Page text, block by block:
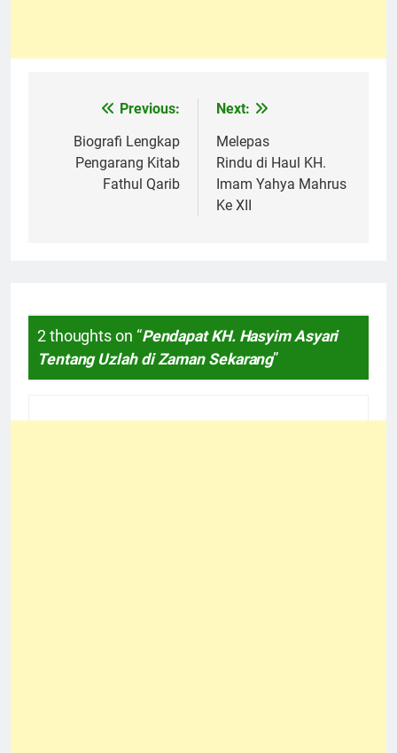
Navigasi
pos
Previous:
Biografi Lengkap
Pengarang Kitab
Fathul Qarib
Next:
Melepas
Rindu di Haul KH.
Imam Yahya Mahrus
Ke XII
2 thoughts on “Pendapat KH. Hasyim Asyari
Tentang Uzlah di Zaman Sekarang”